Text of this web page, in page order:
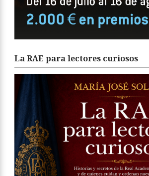
La RAE para lectores curiosos